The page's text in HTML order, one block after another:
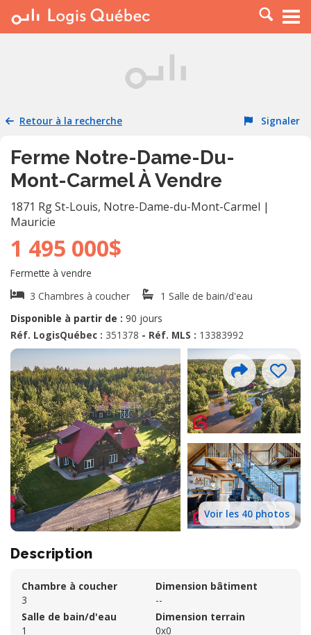
À LOUER
PLACER UNE ANNONCE
RESSOURCES
Retour à la recherche Signaler
Ferme Notre-Dame-Du-
Mont-Carmel À Vendre
1871 Rg St-Louis, Notre-Dame-du-Mont-Carmel |
Mauricie
1 495 000$
Fermette à vendre
3 Chambres à coucher
1 Salle de bain/d'eau
Disponible à partir de : 90 jours
Réf. LogisQuébec : 351378 - Réf. MLS : 13383992
Voir les 40 photos
Description
Chambre à coucher
3
Salle de bain/d'eau
1
Dimension bâtiment
--
Dimension terrain
0x0